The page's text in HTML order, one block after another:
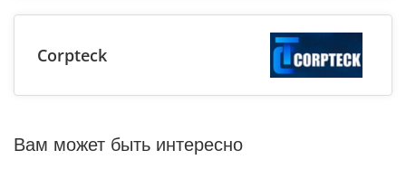
Corpteck
Вам может быть интересно